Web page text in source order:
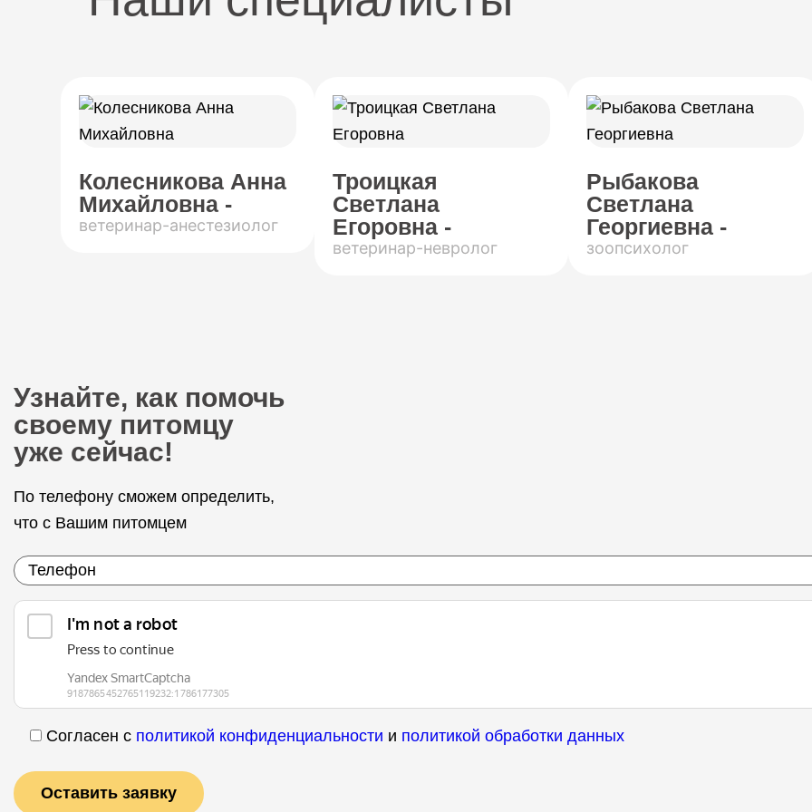
Колесникова Анна
Михайловна -
ветеринар-анестезиолог
Троицкая
Светлана
Егоровна -
ветеринар-невролог
Рыбакова
Светлана
Георгиевна -
зоопсихолог
Узнайте, как помочь
своему питомцу
уже сейчас!
По телефону сможем определить,
что с Вашим питомцем
Согласен с политикой конфиденциальности и политикой обработки данных